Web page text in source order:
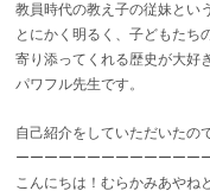
教員時代の教え子の従妹とい
とにかく明るく、子どもたち
寄り添ってくれる歴史が大好
パワフル先生です。
自己紹介をしていただいたの
ーーーーーーーーーーーーー
こんにちは！むらかみあやね